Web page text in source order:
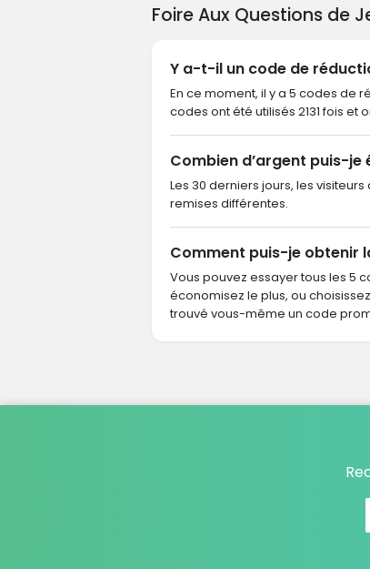
Foire Aux Questions de
Y a-t-il un code de
En ce moment, il y a 5 codes de
codes ont été utilisés 2131 fois et
Combien d’argent puis-je
Les 30 derniers jours, les
remises différentes.
Comment puis-je obtenir
Vous pouvez essayer tous les 5
économisez le plus, ou
trouvé vous-même un code